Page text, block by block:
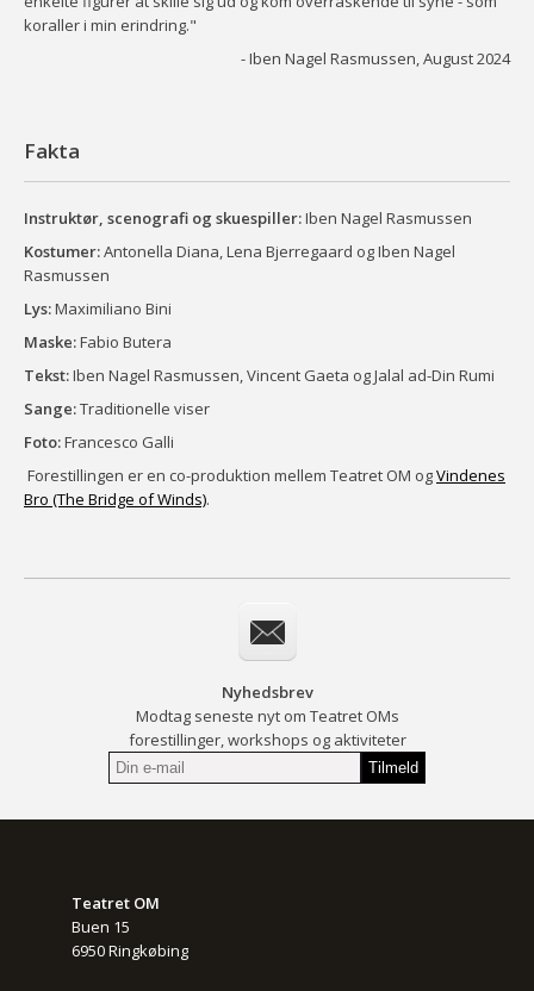
koraller i min erindring."
- Iben Nagel Rasmussen, August 2024
Fakta
Instruktør, scenografi og skuespiller:Iben Nagel Rasmussen
Kostumer:Antonella Diana, Lena Bjerregaard og Iben Nagel
Rasmussen
Lys:Maximiliano Bini
Maske:Fabio Butera
Tekst:Iben Nagel Rasmussen, Vincent Gaeta og Jalal ad-Din Rumi
Sange:Traditionelle viser
Foto:Francesco Galli
Forestillingen er en co-produktion mellem Teatret OM ogVindenes
Bro (The Bridge of Winds).
Nyhedsbrev
Modtag seneste nyt om Teatret OMs
forestillinger, workshops og aktiviteter
Teatret OM
Buen 15
6950 Ringkøbing